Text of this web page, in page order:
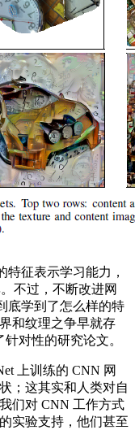
征表示学习能力，
不过，不断改进网
底学到了怎么样的特
和纹理之争早就存
对性的研究论文。
上训练的 CNN 网
；这其实和人类对自
们对 CNN 工作方式
实验支持，他们甚至